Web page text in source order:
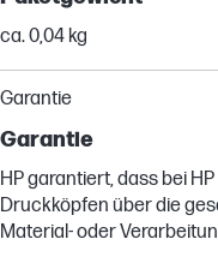
ca. 0,04 kg
Garantie
Garantie
HP garantiert, dass bei
Druckköpfen über die
Material- oder